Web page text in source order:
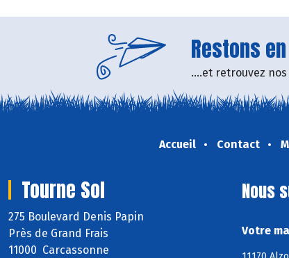
Restons
....et retrouvez
Accueil Contact
Tourne Sol
275 Boulevard Denis Papin
Près de Grand Frais
11000 Carcassonne
Nous
Votre